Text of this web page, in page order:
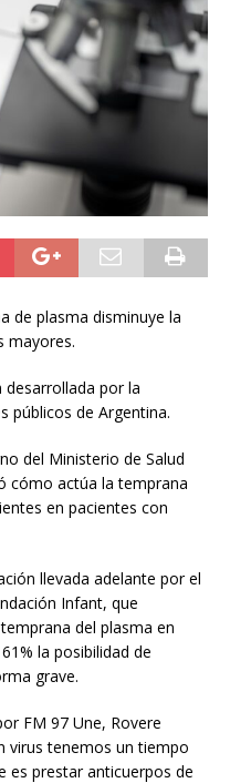
de plasma disminuye la
mayores.
por la
públicos de Argentina.
del Ministerio de Salud
cómo actúa la temprana
en pacientes con
llevada adelante por el
Infant, que
del plasma en
la posibilidad de
grave.
FM 97 Une, Rovere
virus tenemos un tiempo
es prestar anticuerpos de